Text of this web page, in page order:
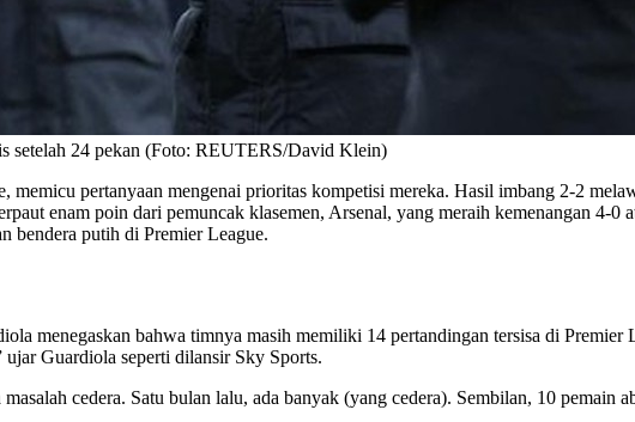
setelah 24 pekan (Foto: REUTERS/David Klein)
pertanyaan mengenai prioritas kompetisi mereka. Hasil imbang 2-2
enam poin dari pemuncak klasemen, Arsenal, yang meraih kemenangan 4-0
bendera putih di Premier League.
menegaskan bahwa timnya masih memiliki 14 pertandingan tersisa di Premier
Guardiola seperti dilansir Sky Sports.
cedera. Satu bulan lalu, ada banyak (yang cedera). Sembilan, 10 pemain